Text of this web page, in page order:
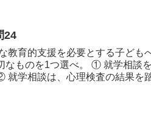
24
育的支援を必要とする子ども
なものを1つ選べ。 ① 就学相談
就学相談は、心理検査の結果を